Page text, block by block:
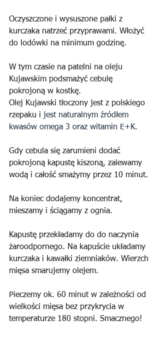
Oczyszczone i wysuszone pałki z
kurczaka natrzeć przyprawami. Włożyć
do lodówki na minimum godzinę.
W tym czasie na patelni na oleju
Kujawskim podsmażyć cebulę
pokrojoną w kostkę.
Olej Kujawski tłoczony jest z polskiego
rzepaku i jest naturalnym źródłem
kwasów omega 3 oraz witamin E+K.
Gdy cebula się zarumieni dodać
pokrojoną kapustę kiszoną, zalewamy
wodą i całość smażymy przez 10 minut.
Na koniec dodajemy koncentrat,
mieszamy i ściągamy z ognia.
Kapustę przekładamy do do naczynia
żaroodpornego. Na kapuście układamy
kurczaka i kawałki ziemniaków. Wierzch
mięsa smarujemy olejem.
Pieczemy ok. 60 minut w zależności od
wielkości mięsa bez przykrycia w
temperaturze 180 stopni. Smacznego!